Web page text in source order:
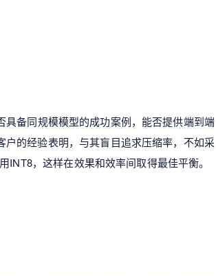
备同规模模型的成功案例，能否提供端到端
的经验表明，与其盲目追求压缩率，不如采
，这样在效果和效率间取得最佳平衡。